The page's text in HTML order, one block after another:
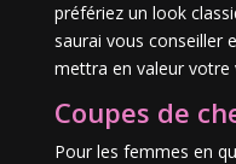
préfériez un look
saurai vous conseiller
mettra en valeur votre
Coupes de
Pour les femmes en